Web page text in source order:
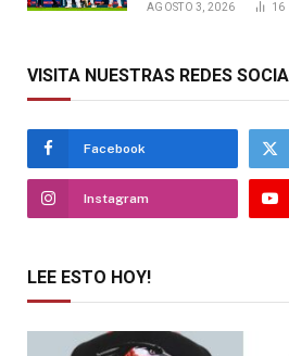
AGOSTO 3, 2026 16
VISITA NUESTRAS REDES
Facebook
Instagram
LEE ESTO HOY!